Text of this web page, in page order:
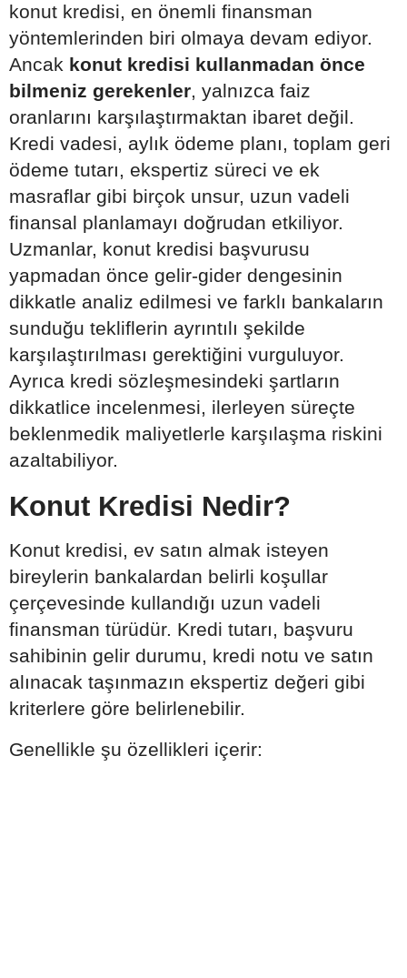
konut kredisi, en önemli finansman
yöntemlerinden biri olmaya devam ediyor.
Ancak konut kredisi kullanmadan önce
bilmeniz gerekenler, yalnızca faiz
oranlarını karşılaştırmaktan ibaret değil.
Kredi vadesi, aylık ödeme planı, toplam geri
ödeme tutarı, ekspertiz süreci ve ek
masraflar gibi birçok unsur, uzun vadeli
finansal planlamayı doğrudan etkiliyor.
Uzmanlar, konut kredisi başvurusu
yapmadan önce gelir-gider dengesinin
dikkatle analiz edilmesi ve farklı bankaların
sunduğu tekliflerin ayrıntılı şekilde
karşılaştırılması gerektiğini vurguluyor.
Ayrıca kredi sözleşmesindeki şartların
dikkatlice incelenmesi, ilerleyen süreçte
beklenmedik maliyetlerle karşılaşma riskini
azaltabiliyor.
Konut Kredisi Nedir?
Konut kredisi, ev satın almak isteyen
bireylerin bankalardan belirli koşullar
çerçevesinde kullandığı uzun vadeli
finansman türüdür. Kredi tutarı, başvuru
sahibinin gelir durumu, kredi notu ve satın
alınacak taşınmazın ekspertiz değeri gibi
kriterlere göre belirlenebilir.
Genellikle şu özellikleri içerir: